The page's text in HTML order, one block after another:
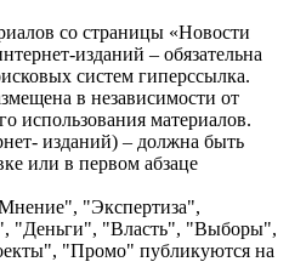
со страницы «Новости
изданий – обязательна
систем гиперссылка.
в независимости от
использования материалов.
изданий) – должна быть
или в первом абзаце
"Экспертиза",
"Деньги", "Власть", "Выборы",
"Промо" публикуются на